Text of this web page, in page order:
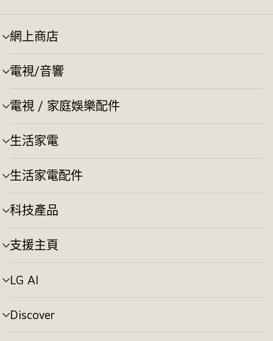
網上商店
選
單
切
換
電視/音響
選
單
切
換
電視 / 家庭娛樂配件
選
單
切
換
生活家電
選
單
切
換
生活家電配件
選
單
切
換
科技產品
選
單
切
換
支援主頁
選
單
切
換
LG AI
選
單
切
換
Discover
選
單